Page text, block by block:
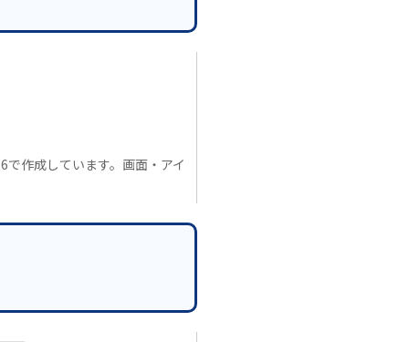
作成しています。画面・アイ